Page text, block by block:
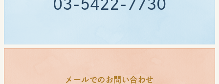
03-5422-7730
メールでのお問い合わせ